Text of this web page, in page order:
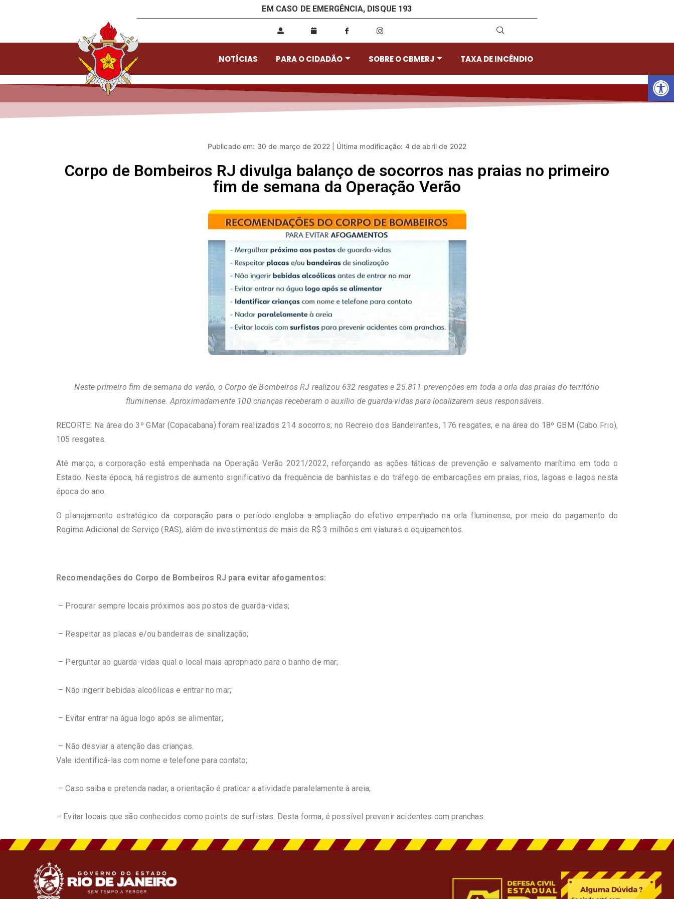
EM CASO DE EMERGÊNCIA, DISQUE 193
NOTÍCIAS PARA O CIDADÃO SOBRE O CBMERJ TAXA DE INCÊNDIO
Publicado em: 30 de março de 2022 | Última modificação: 4 de abril de 2022
Corpo de Bombeiros RJ divulga balanço de socorros nas praias no primeiro
fim de semana da Operação Verão
Neste primeiro fim de semana do verão, o Corpo de Bombeiros RJ realizou 632 resgates e 25.811 prevenções em toda a orla das praias do território
fluminense. Aproximadamente 100 crianças receberam o auxílio de guarda-vidas para localizarem seus responsáveis.
RECORTE: Na área do 3º GMar (Copacabana) foram realizados 214 socorros; no Recreio dos Bandeirantes, 176 resgates; e na área do 18º GBM (Cabo Frio),
105 resgates.
Até março, a corporação está empenhada na Operação Verão 2021/2022, reforçando as ações táticas de prevenção e salvamento marítimo em todo o
Estado. Nesta época, há registros de aumento significativo da frequência de banhistas e do tráfego de embarcações em praias, rios, lagoas e lagos nesta
época do ano.
O planejamento estratégico da corporação para o período engloba a ampliação do efetivo empenhado na orla fluminense, por meio do pagamento do
Regime Adicional de Serviço (RAS), além de investimentos de mais de R$ 3 milhões em viaturas e equipamentos.
Recomendações do Corpo de Bombeiros RJ para evitar afogamentos:
– Procurar sempre locais próximos aos postos de guarda-vidas;
– Respeitar as placas e/ou bandeiras de sinalização;
– Perguntar ao guarda-vidas qual o local mais apropriado para o banho de mar;
– Não ingerir bebidas alcoólicas e entrar no mar;
– Evitar entrar na água logo após se alimentar;
– Não desviar a atenção das crianças.
Vale identificá-las com nome e telefone para contato;
– Caso saiba e pretenda nadar, a orientação é praticar a atividade paralelamente à areia;
– Evitar locais que são conhecidos como points de surfistas. Desta forma, é possível prevenir acidentes com pranchas.